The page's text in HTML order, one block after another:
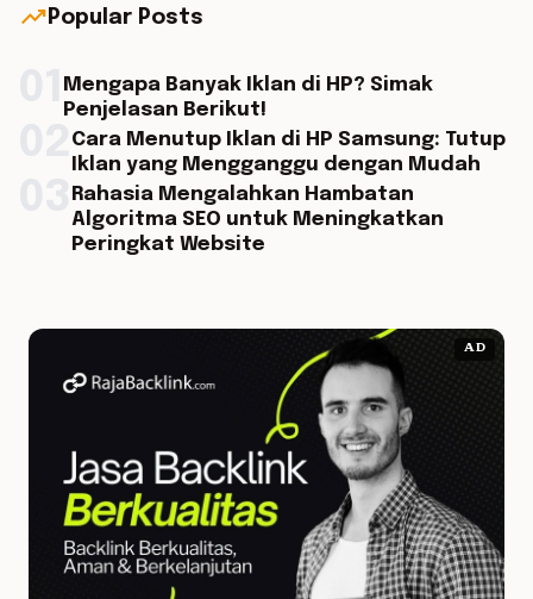
trending_up Popular Posts
Mengapa Banyak Iklan di HP? Simak
Penjelasan Berikut!
Cara Menutup Iklan di HP Samsung: Tutup
Iklan yang Mengganggu dengan Mudah
Rahasia Mengalahkan Hambatan
Algoritma SEO untuk Meningkatkan
Peringkat Website
AD